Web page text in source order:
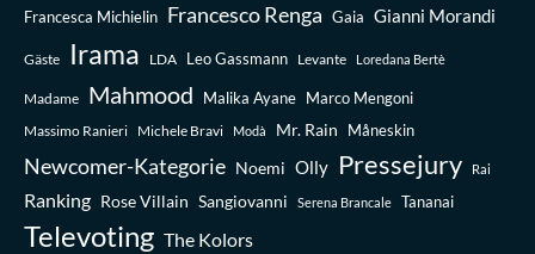
Francesca Michielin Francesco Renga Gaia Gianni Morandi
Gäste Irama LDA Leo Gassmann Levante Loredana Bertè
Madame Mahmood Malika Ayane Marco Mengoni
Massimo Ranieri Michele Bravi Modà Mr. Rain Måneskin
Newcomer-Kategorie Noemi Olly Pressejury Rai
Ranking Rose Villain Sangiovanni Serena Brancale Tananai
Televoting The Kolors